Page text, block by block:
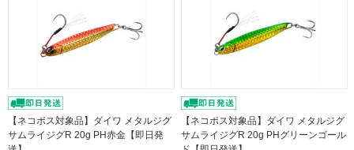
【ネコポス対象品】ダイワ メタルジグ
サムライジグR 20g PH赤金【即日発
【ネコポス対象品】ダイワ メタルジグ
サムライジグR 20g PHグリーンゴール